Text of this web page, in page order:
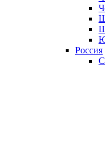
Россия